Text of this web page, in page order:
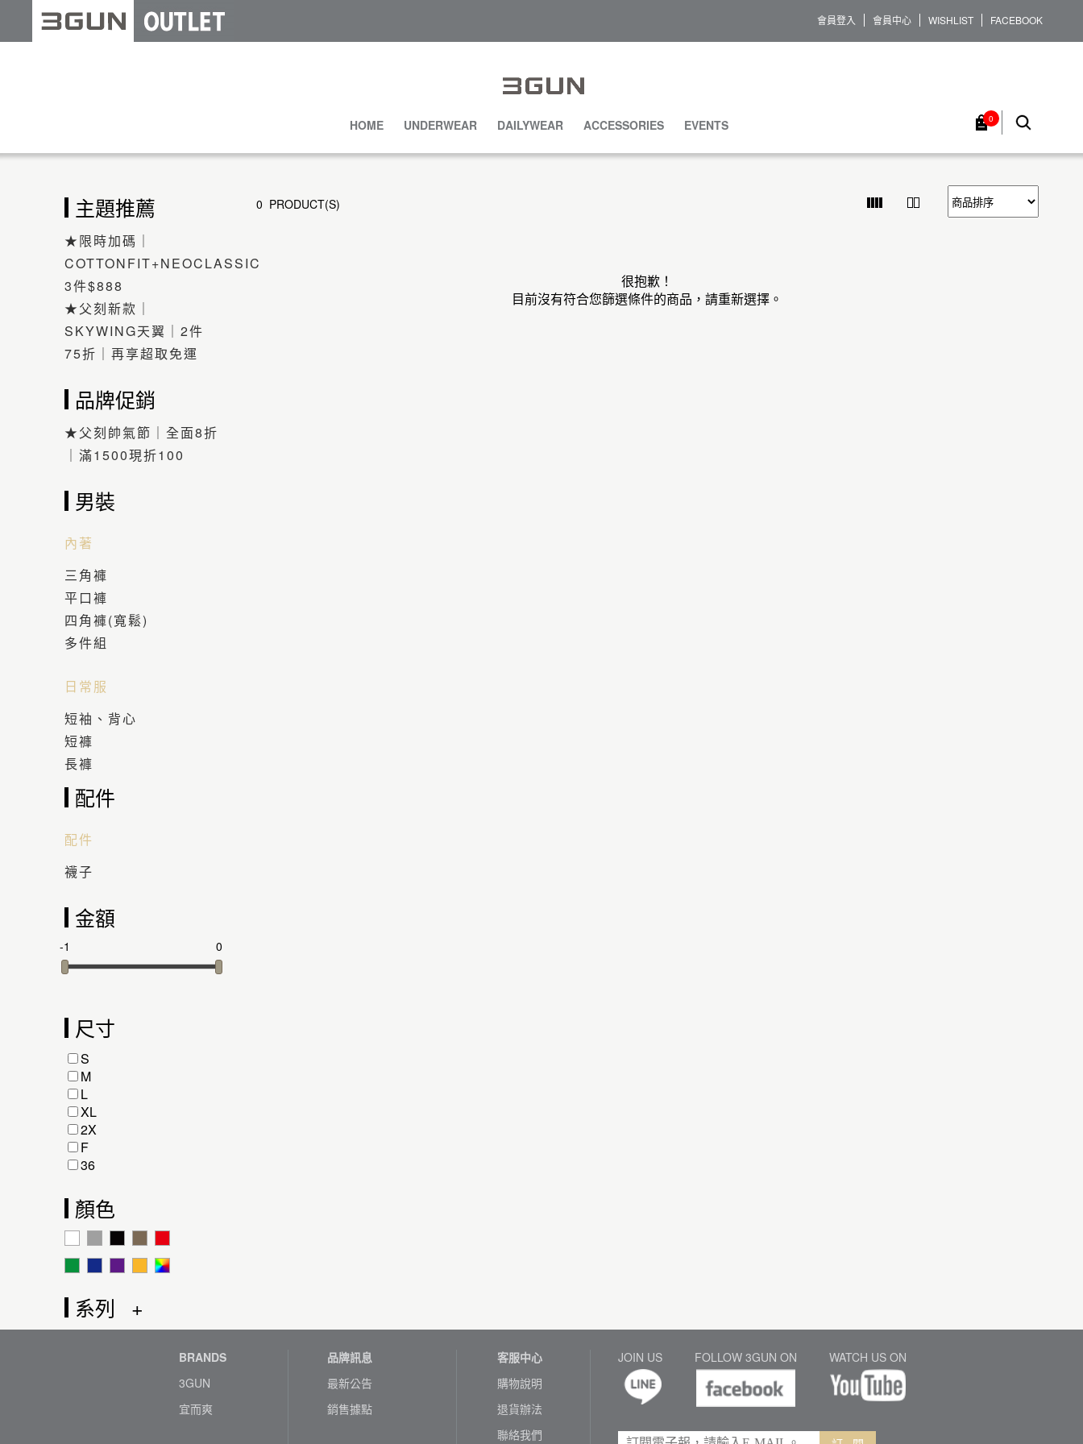
會員登入 會員中心 WISHLIST FACEBOOK
HOME UNDERWEAR DAILYWEAR ACCESSORIES EVENTS 0
主題推薦
★限時加碼｜
COTTONFIT+NEOCLASSIC
3件$888
★父刻新款｜
SKYWING天翼｜2件
75折｜再享超取免運
品牌促銷
★父刻帥氣節｜全面8折
｜滿1500現折100
男裝
內著
三角褲
平口褲
四角褲(寬鬆)
多件組
日常服
短袖、背心
短褲
長褲
配件
配件
襪子
金額
-1 0
尺寸
S
M
L
XL
2X
F
36
顏色
系列
0 PRODUCT(S)
很抱歉！
目前沒有符合您篩選條件的商品，請重新選擇。
BRANDS
3GUN
宜而爽
品牌訊息
最新公告
銷售據點
客服中心
購物說明
退貨辦法
聯絡我們
JOIN US FOLLOW 3GUN ON WATCH US ON